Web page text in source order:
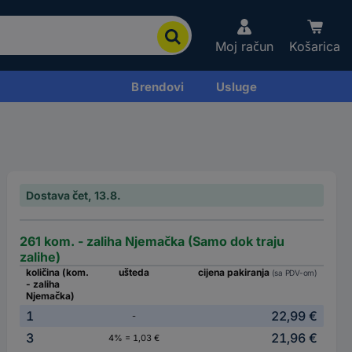
Moj račun Košarica
Brendovi Usluge
Dostava čet, 13.8.
261 kom. - zaliha Njemačka (Samo dok traju
zalihe)
količina (kom.
- zaliha
Njemačka)
ušteda cijena pakiranja (sa PDV-om)
1 -
22,99 €
3
4% = 1,03 € 21,96 €